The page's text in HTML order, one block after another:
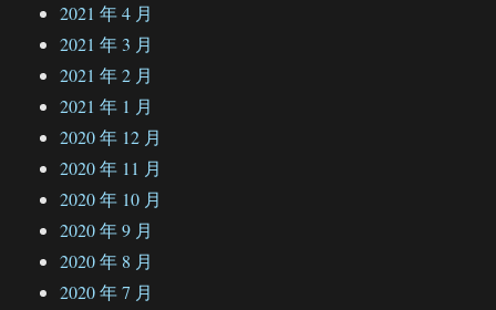
2021 年 4 月
2021 年 3 月
2021 年 2 月
2021 年 1 月
2020 年 12 月
2020 年 11 月
2020 年 10 月
2020 年 9 月
2020 年 8 月
2020 年 7 月